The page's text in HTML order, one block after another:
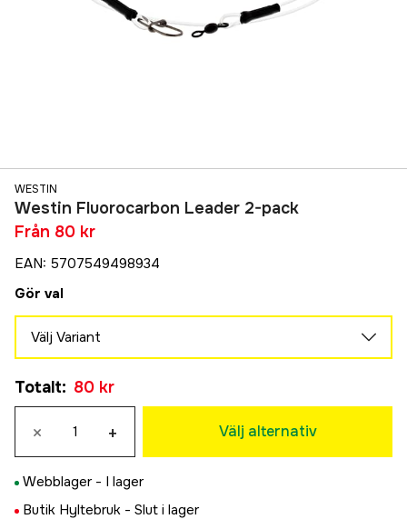
WESTIN
Westin Fluorocarbon Leader 2-pack
Från 80 kr
EAN: 5707549498934
Gör val
Välj Variant
80 kr
50CM Ø0.92MM
80 kr
80 kr
50CM Ø1.05MM
80 kr
Totalt: 80 kr
× + Välj alternativ
Webblager - I lager
Butik Hyltebruk - Slut i lager